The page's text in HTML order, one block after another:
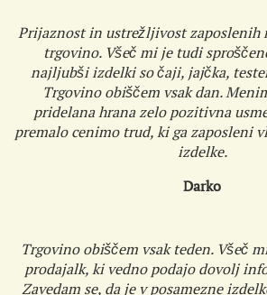
Prijaznost in ustrežljivost zaposlenih
trgovino. Všeč mi je tudi
najljubši izdelki so čaji, jajčka,
Trgovino obiščem vsak dan.
pridelana hrana zelo pozitivna
premalo cenimo trud, ki ga zaposleni
izdelke.
Darko
Trgovino obiščem vsak teden. Všeč
prodajalk, ki vedno podajo dovolj
Zavedam se, da je v posamezne